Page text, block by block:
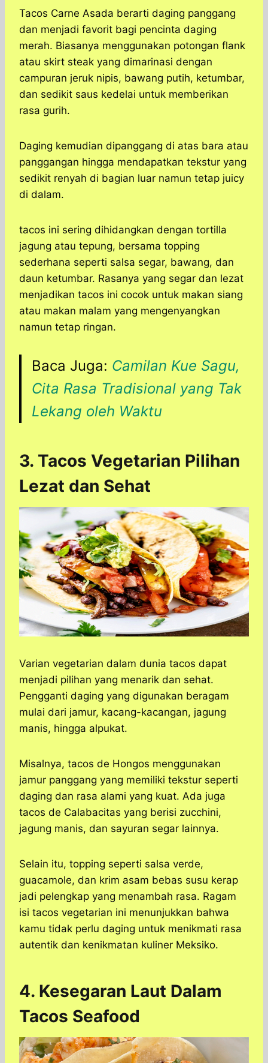
Tacos Carne Asada berarti daging panggang
dan menjadi favorit bagi pencinta daging
merah. Biasanya menggunakan potongan flank
atau skirt steak yang dimarinasi dengan
campuran jeruk nipis, bawang putih, ketumbar,
dan sedikit saus kedelai untuk memberikan
rasa gurih.
Daging kemudian dipanggang di atas bara atau
panggangan hingga mendapatkan tekstur yang
sedikit renyah di bagian luar namun tetap juicy
di dalam.
tacos ini sering dihidangkan dengan tortilla
jagung atau tepung, bersama topping
sederhana seperti salsa segar, bawang, dan
daun ketumbar. Rasanya yang segar dan lezat
menjadikan tacos ini cocok untuk makan siang
atau makan malam yang mengenyangkan
namun tetap ringan.
Baca Juga: Camilan Kue Sagu,
Cita Rasa Tradisional yang Tak
Lekang oleh Waktu
3. Tacos Vegetarian Pilihan
Lezat dan Sehat
Varian vegetarian dalam dunia tacos dapat
menjadi pilihan yang menarik dan sehat.
Pengganti daging yang digunakan beragam
mulai dari jamur, kacang-kacangan, jagung
manis, hingga alpukat.
Misalnya, tacos de Hongos menggunakan
jamur panggang yang memiliki tekstur seperti
daging dan rasa alami yang kuat. Ada juga
tacos de Calabacitas yang berisi zucchini,
jagung manis, dan sayuran segar lainnya.
Selain itu, topping seperti salsa verde,
guacamole, dan krim asam bebas susu kerap
jadi pelengkap yang menambah rasa. Ragam
isi tacos vegetarian ini menunjukkan bahwa
kamu tidak perlu daging untuk menikmati rasa
autentik dan kenikmatan kuliner Meksiko.
4. Kesegaran Laut Dalam
Tacos Seafood